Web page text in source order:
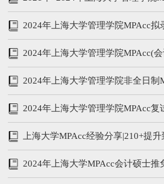
线、学费学制、复试内容）
2024年上海大学管理学院MPAcc
析
2024年上海大学管理学院MPAcc(
212/104/52
2024年上海大学管理学院非全日制
2024年上海大学管理学院MPAcc复
上海大学MPAcc经验分享|210+提
2024年上海大学MPAcc会计硕士推